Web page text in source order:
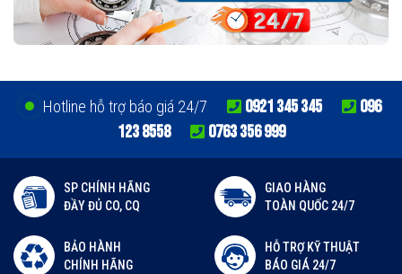
Hotline hỗ trợ báo giá 24/7 0921 345 345
096
123 8558
0763 356 999
SP CHÍNH HÃNG
ĐẦY ĐỦ CO, CQ
GIAO HÀNG
TOÀN QUỐC 24/7
BẢO HÀNH
CHÍNH HÃNG
HỖ TRỢ KỸ THUẬT
BÁO GIÁ 24/7